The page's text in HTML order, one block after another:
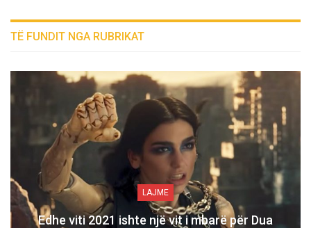
TË FUNDIT NGA RUBRIKAT
LAJME
Edhe viti 2021 ishte një vit i mbarë për Dua